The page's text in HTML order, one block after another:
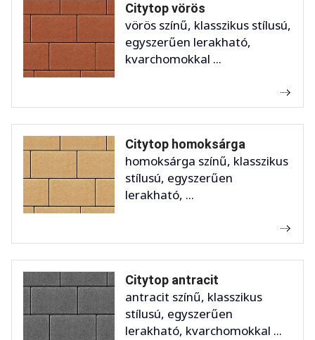
Citytop vörös
vörös színű, klasszikus stílusú,
egyszerűen lerakható,
kvarchomokkal ...
Citytop homoksárga
homoksárga színű, klasszikus
stílusú, egyszerűen
lerakható, ...
Citytop antracit
antracit színű, klasszikus
stílusú, egyszerűen
lerakható, kvarchomokkal ...